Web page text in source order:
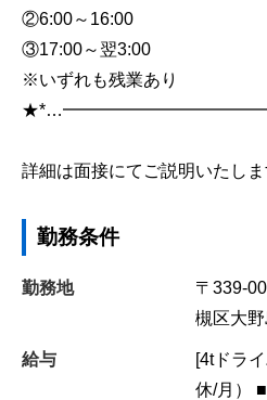
②6:00～16:00
③17:00～翌3:00
※いずれも残業あり
詳細は面接にてご説明いたしま
勤務条件
勤務地 〒339-
槻区大
給与
[4tドラ
休/月）